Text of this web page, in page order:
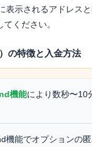
表示されるアドレスと
ください。
の特徴と入金方法
機能により数秒〜10
機能でオプションの